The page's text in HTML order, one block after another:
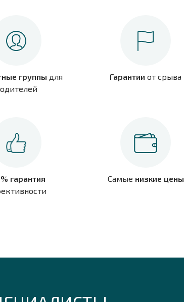
группы для
Гарантии от срыва
гарантия
Самые низкие цены